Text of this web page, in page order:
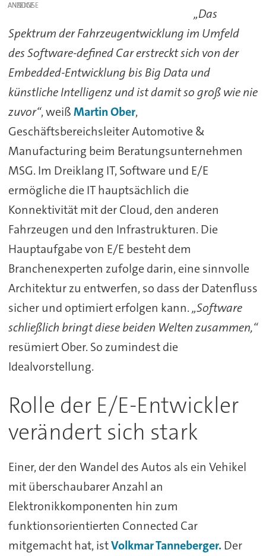
ANZEIGE
„Das
Spektrum der Fahrzeugentwicklung im Umfeld
des Software-defined Car erstreckt sich von der
Embedded-Entwicklung bis Big Data und
künstliche Intelligenz und ist damit so groß wie nie
zuvor“, weißMartin Ober,
Geschäftsbereichsleiter Automotive &
Manufacturing beim Beratungsunternehmen
MSG. Im Dreiklang IT, Software und E/E
ermögliche die IT hauptsächlich die
Konnektivität mit der Cloud, den anderen
Fahrzeugen und den Infrastrukturen. Die
Hauptaufgabe von E/E besteht dem
Branchenexperten zufolge darin, eine sinnvolle
Architektur zu entwerfen, so dass der Datenfluss
sicher und optimiert erfolgen kann.„Software
schließlich bringt diese beiden Welten zusammen,“
resümiert Ober. So zumindest die
Idealvorstellung.
Rolle der E/E-Entwickler
verändert sich stark
Einer, der den Wandel des Autos als ein Vehikel
mit überschaubarer Anzahl an
Elektronikkomponenten hin zum
funktionsorientierten Connected Car
mitgemacht hat, istVolkmar Tanneberger.Der